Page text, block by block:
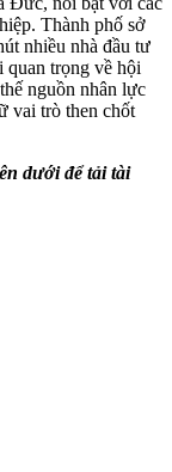
Thành phố sở
nhiều nhà đầu tư
quan trọng về hội
nguồn nhân lực
vai trò then chốt
dưới để tải tài